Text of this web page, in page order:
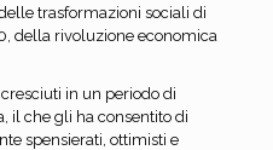
trasformazioni sociali di
della rivoluzione economica
in un periodo di
il che gli ha consentito di
spensierati, ottimisti e